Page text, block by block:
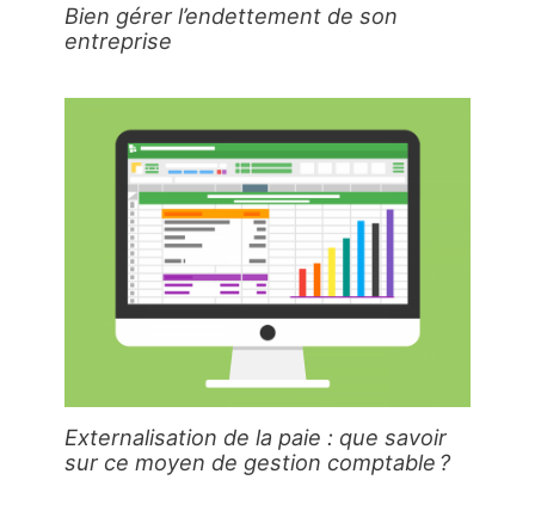
Bien gérer l’endettement de son
entreprise
Externalisation de la paie : que savoir
sur ce moyen de gestion comptable ?